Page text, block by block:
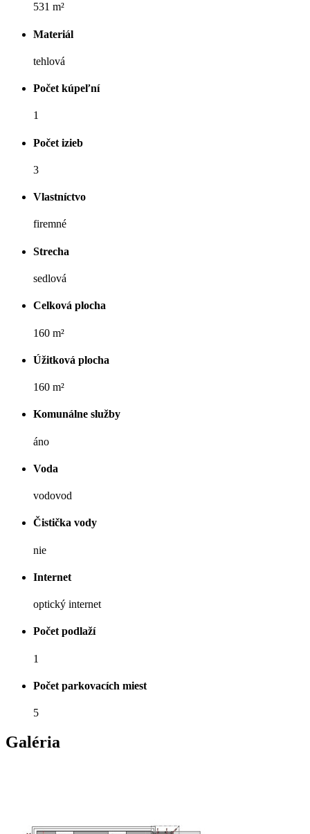
531 m²
Materiál
tehlová
Počet kúpeľní
1
Počet izieb
3
Vlastníctvo
firemné
Strecha
sedlová
Celková plocha
160 m²
Úžitková plocha
160 m²
Komunálne služby
áno
Voda
vodovod
Čistička vody
nie
Internet
optický internet
Počet podlaží
1
Počet parkovacích miest
5
Galéria